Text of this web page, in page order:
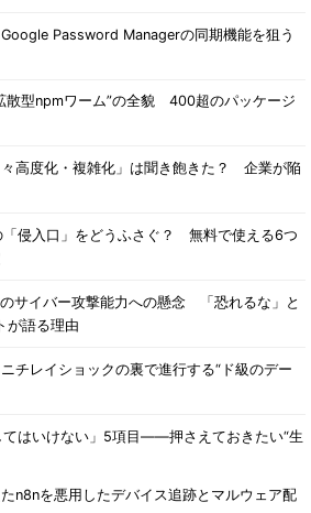
Password Managerの同期機能を狙う
散型npmワーム”の全貌 400超のパッケージ
々高度化・複雑化」は聞き飽きた？ 企業が陥
「侵入口」をどうふさぐ？ 無料で使える6つ
サイバー攻撃能力への懸念 「恐れるな」と
が語る理由
チレイショックの裏で進行する“ド級のデー
てはいけない」5項目――押さえておきたい“生
n8nを悪用したデバイス追跡とマルウェア配